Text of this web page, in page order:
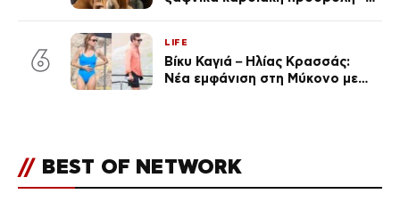
6
LIFE
Βίκυ Καγιά – Ηλίας Κρασσάς:
Νέα εμφάνιση στη Μύκονο με
// BEST OF NETWORK